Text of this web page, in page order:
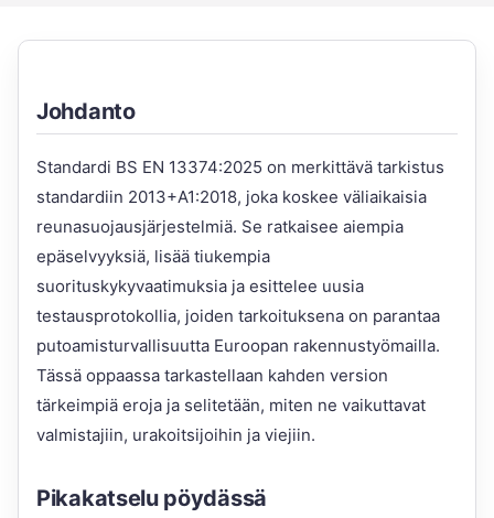
Johdanto
Standardi BS EN 13374:2025 on merkittävä tarkistus
standardiin 2013+A1:2018, joka koskee väliaikaisia
reunasuojausjärjestelmiä. Se ratkaisee aiempia
epäselvyyksiä, lisää tiukempia
suorituskykyvaatimuksia ja esittelee uusia
testausprotokollia, joiden tarkoituksena on parantaa
putoamisturvallisuutta Euroopan rakennustyömailla.
Tässä oppaassa tarkastellaan kahden version
tärkeimpiä eroja ja selitetään, miten ne vaikuttavat
valmistajiin, urakoitsijoihin ja viejiin.
Pikakatselu pöydässä